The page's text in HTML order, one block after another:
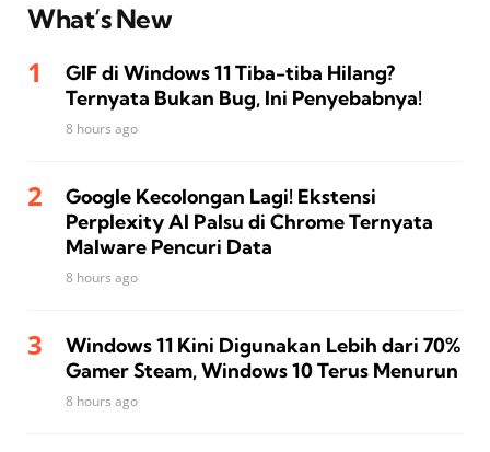
What’s New
GIF di Windows 11 Tiba-tiba Hilang?
Ternyata Bukan Bug, Ini Penyebabnya!
8 hours ago
Google Kecolongan Lagi! Ekstensi
Perplexity AI Palsu di Chrome Ternyata
Malware Pencuri Data
8 hours ago
Windows 11 Kini Digunakan Lebih dari 70%
Gamer Steam, Windows 10 Terus Menurun
8 hours ago